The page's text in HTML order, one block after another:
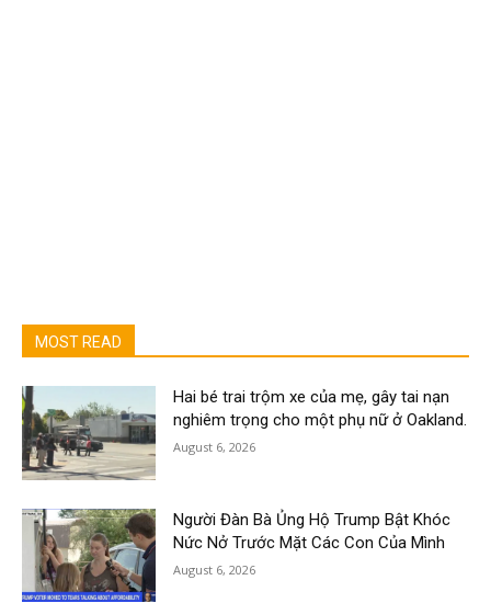
MOST READ
Hai bé trai trộm xe của mẹ, gây tai nạn
nghiêm trọng cho một phụ nữ ở Oakland.
August 6, 2026
Người Đàn Bà Ủng Hộ Trump Bật Khóc
Nức Nở Trước Mặt Các Con Của Mình
August 6, 2026